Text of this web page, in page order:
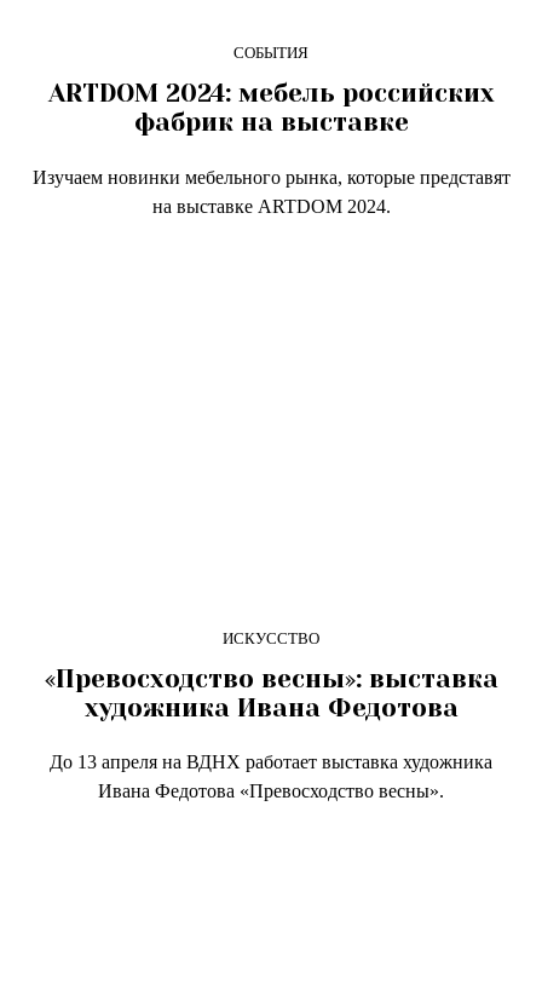
СОБЫТИЯ
ARTDOM 2024: мебель российских
фабрик на выставке
Изучаем новинки мебельного рынка, которые представят
на выставке ARTDOM 2024.
ИСКУССТВО
«Превосходство весны»: выставка
художника Ивана Федотова
До 13 апреля на ВДНХ работает выставка художника
Ивана Федотова «Превосходство весны».